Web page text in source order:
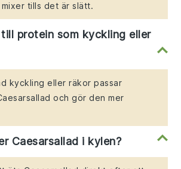
tills det är slätt.
protein som kyckling eller
kyckling eller räkor passar
och gör den mer
Caesarsallad i kylen?